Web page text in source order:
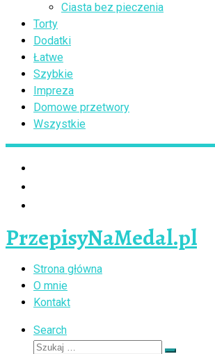
Ciasta bez pieczenia
Torty
Dodatki
Łatwe
Szybkie
Impreza
Domowe przetwory
Wszystkie
PrzepisyNaMedal.pl
Strona główna
O mnie
Kontakt
Search
Szukaj